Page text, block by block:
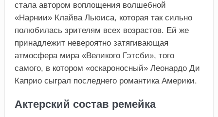
стала автором воплощения волшебной
«Нарнии» Клайва Льюиса, которая так сильно
полюбилась зрителям всех возрастов. Ей же
принадлежит невероятно затягивающая
атмосфера мира «Великого Гэтсби», того
самого, в котором «оскароносный» Леонардо Ди
Каприо сыграл последнего романтика Америки.
Актерский состав ремейка